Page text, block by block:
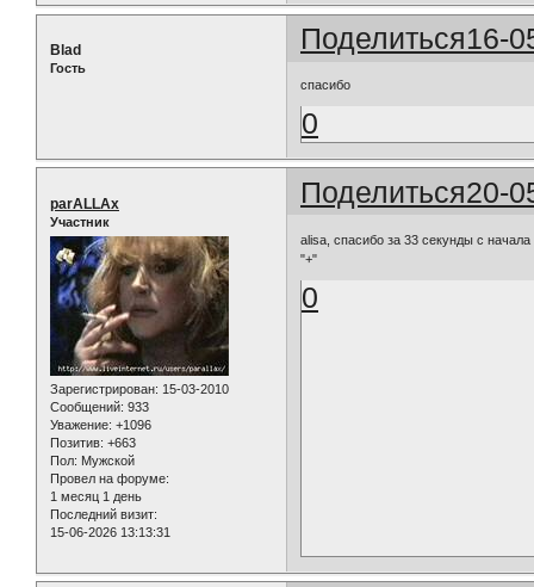
Поделиться16-
Blad
Гость
спасибо
0
Поделиться20-
parALLAx
Участник
Зарегистрирован: 15-03-2010
Сообщений: 933
Уважение: +1096
Позитив: +663
Пол: Мужской
Провел на форуме:
1 месяц 1 день
Последний визит:
15-06-2026 13:13:31
alisa, спасибо за 33 секунды с
"+"
0